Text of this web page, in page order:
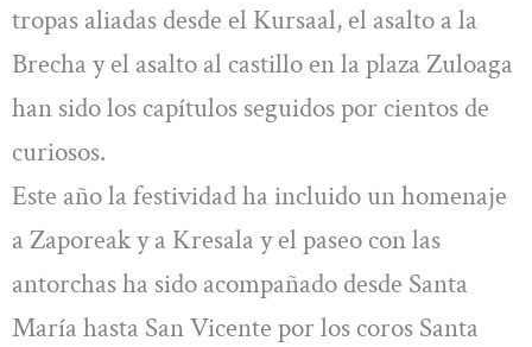
tropas aliadas desde el Kursaal, el asalto a la
Brecha y el asalto al castillo en la plaza Zuloaga
han sido los capítulos seguidos por cientos de
curiosos.
Este año la festividad ha incluido un homenaje
a Zaporeak y a Kresala y el paseo con las
antorchas ha sido acompañado desde Santa
María hasta San Vicente por los coros Santa